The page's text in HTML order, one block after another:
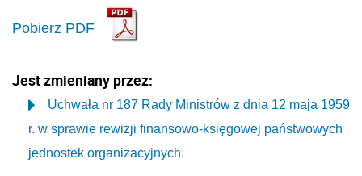
Pobierz PDF
Jest zmieniany przez:
Uchwała nr 187 Rady Ministrów z dnia 12 maja 1959
r. w sprawie rewizji finansowo-księgowej państwowych
jednostek organizacyjnych.